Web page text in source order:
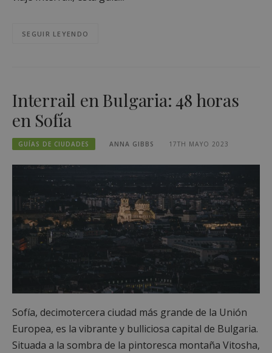
SEGUIR LEYENDO
Interrail en Bulgaria: 48 horas
en Sofía
GUÍAS DE CIUDADES ANNA GIBBS 17TH MAYO 2023
Sofía, decimotercera ciudad más grande de la Unión
Europea, es la vibrante y bulliciosa capital de Bulgaria.
Situada a la sombra de la pintoresca montaña Vitosha,